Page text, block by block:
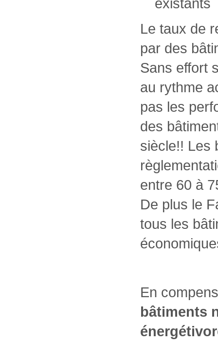
Le taux de
par des
Sans effort
au rythme
pas les
des
siècle!! Les
entre 60 à
De plus le
tous les
En
bâtiments